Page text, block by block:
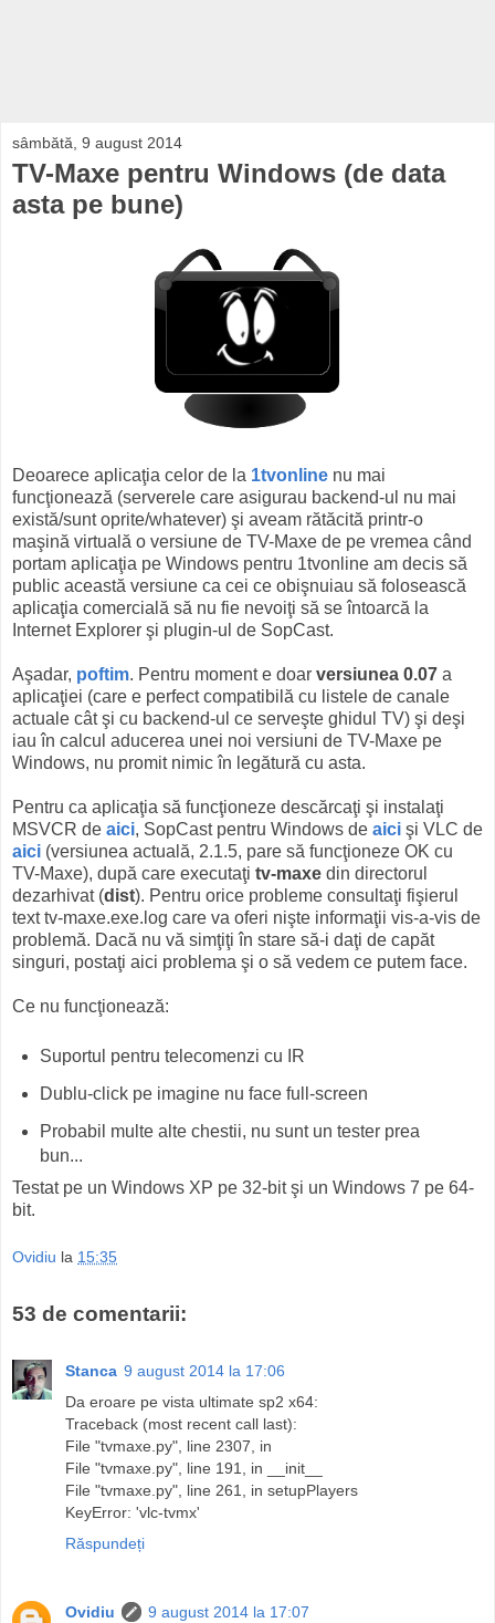
sâmbătă, 9 august 2014
TV-Maxe pentru Windows (de data
asta pe bune)
Deoarece aplicaţia celor de la 1tvonline nu mai
funcţionează (serverele care asigurau backend-ul nu mai
există/sunt oprite/whatever) şi aveam rătăcită printr-o
maşină virtuală o versiune de TV-Maxe de pe vremea când
portam aplicaţia pe Windows pentru 1tvonline am decis să
public această versiune ca cei ce obişnuiau să folosească
aplicaţia comercială să nu fie nevoiţi să se întoarcă la
Internet Explorer şi plugin-ul de SopCast.
Aşadar, poftim. Pentru moment e doar versiunea 0.07 a
aplicaţiei (care e perfect compatibilă cu listele de canale
actuale cât şi cu backend-ul ce serveşte ghidul TV) şi deşi
iau în calcul aducerea unei noi versiuni de TV-Maxe pe
Windows, nu promit nimic în legătură cu asta.
Pentru ca aplicaţia să funcţioneze descărcaţi şi instalaţi
MSVCR de aici, SopCast pentru Windows de aici şi VLC de
aici (versiunea actuală, 2.1.5, pare să funcţioneze OK cu
TV-Maxe), după care executaţi tv-maxe din directorul
dezarhivat (dist). Pentru orice probleme consultaţi fişierul
text tv-maxe.exe.log care va oferi nişte informaţii vis-a-vis de
problemă. Dacă nu vă simţiţi în stare să-i daţi de capăt
singuri, postaţi aici problema şi o să vedem ce putem face.
Ce nu funcţionează:
Suportul pentru telecomenzi cu IR
Dublu-click pe imagine nu face full-screen
Probabil multe alte chestii, nu sunt un tester prea
bun...
Testat pe un Windows XP pe 32-bit şi un Windows 7 pe 64-
bit.
Ovidiu la 15:35
53 de comentarii:
Stanca 9 august 2014 la 17:06
Da eroare pe vista ultimate sp2 x64:
Traceback (most recent call last):
File "tvmaxe.py", line 2307, in
File "tvmaxe.py", line 191, in __init__
File "tvmaxe.py", line 261, in setupPlayers
KeyError: 'vlc-tvmx'
Răspundeți
Ovidiu
9 august 2014 la 17:07